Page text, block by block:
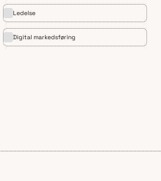
Ledelse
Digital markedsføring